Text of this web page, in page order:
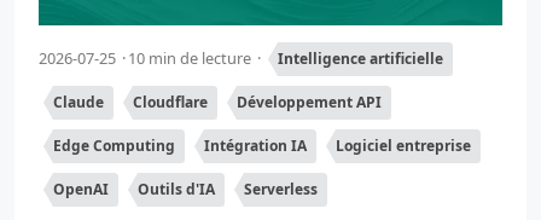
2026-07-25 10 min de lecture Intelligence artificielle
Claude Cloudflare Développement API
Edge Computing Intégration IA Logiciel entreprise
OpenAI Outils d'IA Serverless